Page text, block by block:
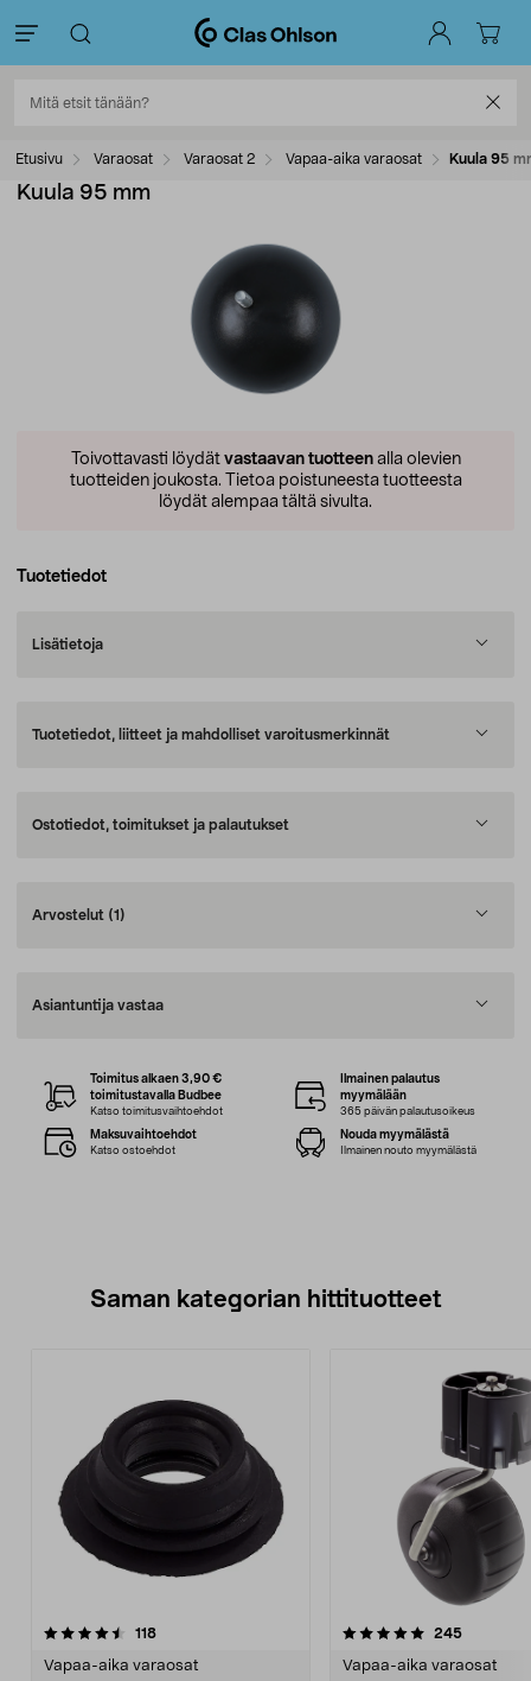
Etusivu Varaosat Varaosat 2 Vapaa-aika varaosat Kuula 95
Kuula 95 mm
Toivottavasti löydät vastaavan tuotteenalla olevien
tuotteiden joukosta. Tietoa poistuneesta tuotteesta
löydät alempaa tältä sivulta.
Tuotetiedot
Lisätietoja
Tuotetiedot, liitteet ja mahdolliset varoitusmerkinnät
Ostotiedot, toimitukset ja palautukset
Arvostelut (1)
Asiantuntija vastaa
Toimitus alkaen 3,90 €
toimitustavalla Budbee
Katso toimitusvaihtoehdot
Ilmainen palautus
myymälään
365 päivän palautusoikeus
Maksuvaihtoehdot
Katso ostoehdot
Nouda myymälästä
Ilmainen nouto myymälästä
Saman kategorian hittituotteet
118arvostelut
Vapaa-aika varaosat
5.0 viidestä
245arvostelut
Vapaa-aika varaosat
4.0 viidestä